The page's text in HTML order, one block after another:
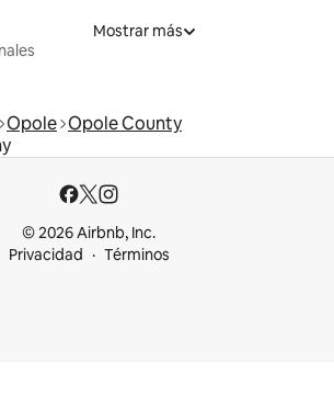
Mostrar más
Opole Opole County
© 2026 Airbnb, Inc.
Privacidad
Términos